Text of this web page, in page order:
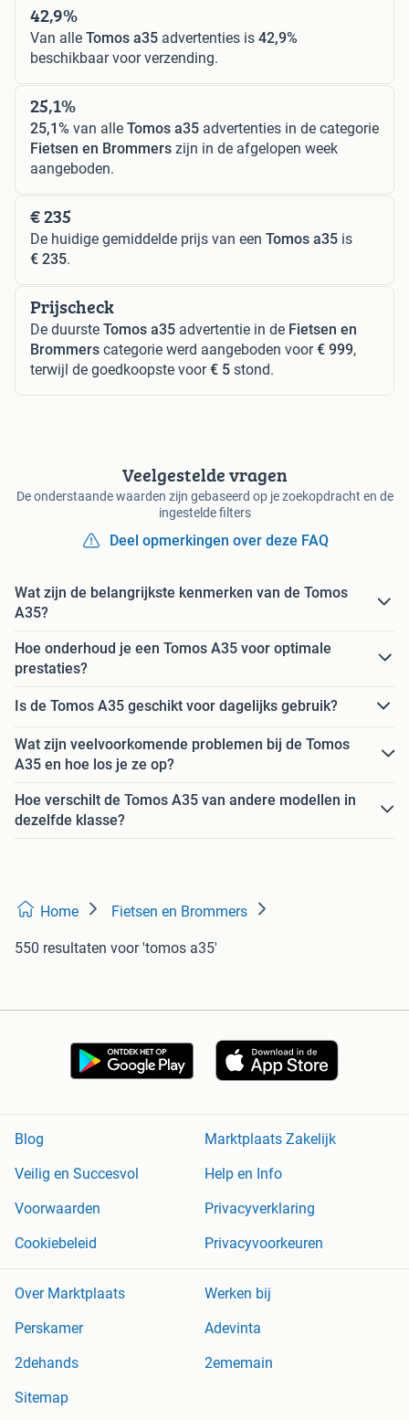
42,9%
Van alle Tomos a35 advertenties is 42,9%
beschikbaar voor verzending.
25,1%
25,1% van alle Tomos a35 advertenties in de categorie
Fietsen en Brommers zijn in de afgelopen week
aangeboden.
€ 235
De huidige gemiddelde prijs van een Tomos a35 is
€ 235.
Prijscheck
De duurste Tomos a35 advertentie in de Fietsen en
Brommers categorie werd aangeboden voor€ 999,
terwijl de goedkoopste voor€ 5 stond.
Veelgestelde vragen
De onderstaande waarden zijn gebaseerd op je zoekopdracht en de
ingestelde filters
Deel opmerkingen over deze FAQ
Wat zijn de belangrijkste kenmerken van de Tomos
A35?
Hoe onderhoud je een Tomos A35 voor optimale
prestaties?
Is de Tomos A35 geschikt voor dagelijks gebruik?
Wat zijn veelvoorkomende problemen bij de Tomos
A35 en hoe los je ze op?
Hoe verschilt de Tomos A35 van andere modellen in
dezelfde klasse?
Home Fietsen en Brommers
550 resultaten voor 'tomos a35'
Blog
Marktplaats Zakelijk
Veilig en Succesvol
Help en Info
Voorwaarden
Privacyverklaring
Cookiebeleid
Privacyvoorkeuren
Over Marktplaats
Werken bij
Perskamer
Adevinta
2dehands
2ememain
Sitemap